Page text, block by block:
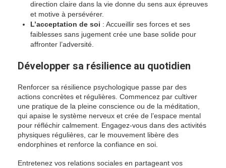
direction claire dans la vie donne du sens aux épreuves
et motive à persévérer.
L’acceptation de soi : Accueillir ses forces et ses
faiblesses sans jugement crée une base solide pour
affronter l’adversité.
Développer sa résilience au quotidien
Renforcer sa résilience psychologique passe par des
actions concrètes et régulières. Commencez par cultiver
une pratique de la pleine conscience ou de la méditation,
qui apaise le système nerveux et crée de l’espace mental
pour réfléchir calmement. Engagez-vous dans des activités
physiques régulières, car le mouvement libère des
endorphines et renforce la confiance en soi.
Entretenez vos relations sociales en partageant vos